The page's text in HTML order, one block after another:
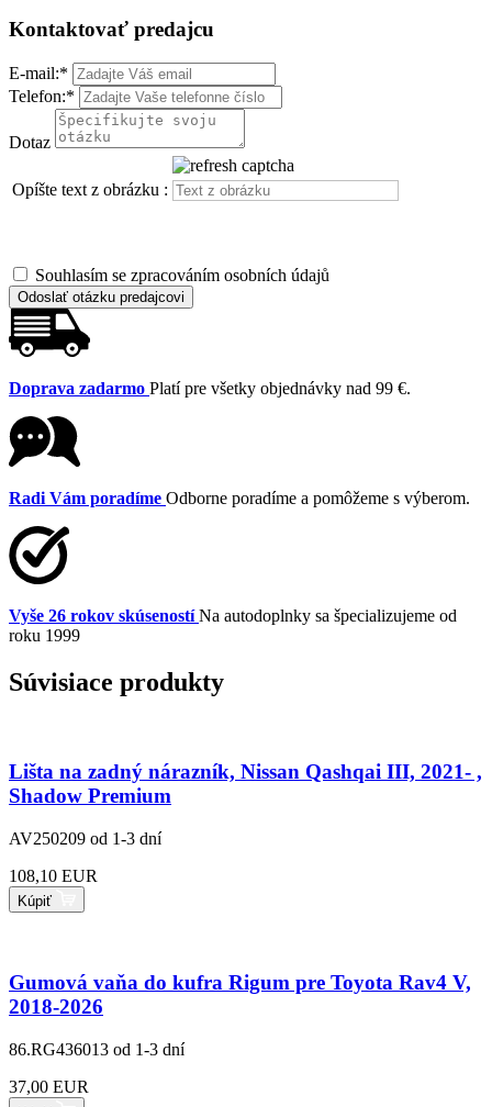
Kontaktovať predajcu
E-mail:*
Telefon:*
Dotaz
Opíšte text z obrázku :
Souhlasím se zpracováním osobních údajů
Odoslať otázku predajcovi
Doprava zadarmo Platí pre všetky objednávky nad 99 €.
Radi Vám poradíme Odborne poradíme a pomôžeme s výberom.
Vyše 26 rokov skúseností Na autodoplnky sa špecializujeme od
roku 1999
Súvisiace produkty
Lišta na zadný nárazník, Nissan Qashqai III, 2021- ,
Shadow Premium
AV250209 od 1-3 dní
108,10 EUR
Kúpiť
Gumová vaňa do kufra Rigum pre Toyota Rav4 V,
2018-2026
86.RG436013 od 1-3 dní
37,00 EUR